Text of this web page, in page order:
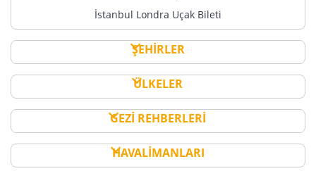
İstanbul Londra Uçak Bileti
ŞEHİRLER
ÜLKELER
GEZİ REHBERLERİ
HAVALİMANLARI